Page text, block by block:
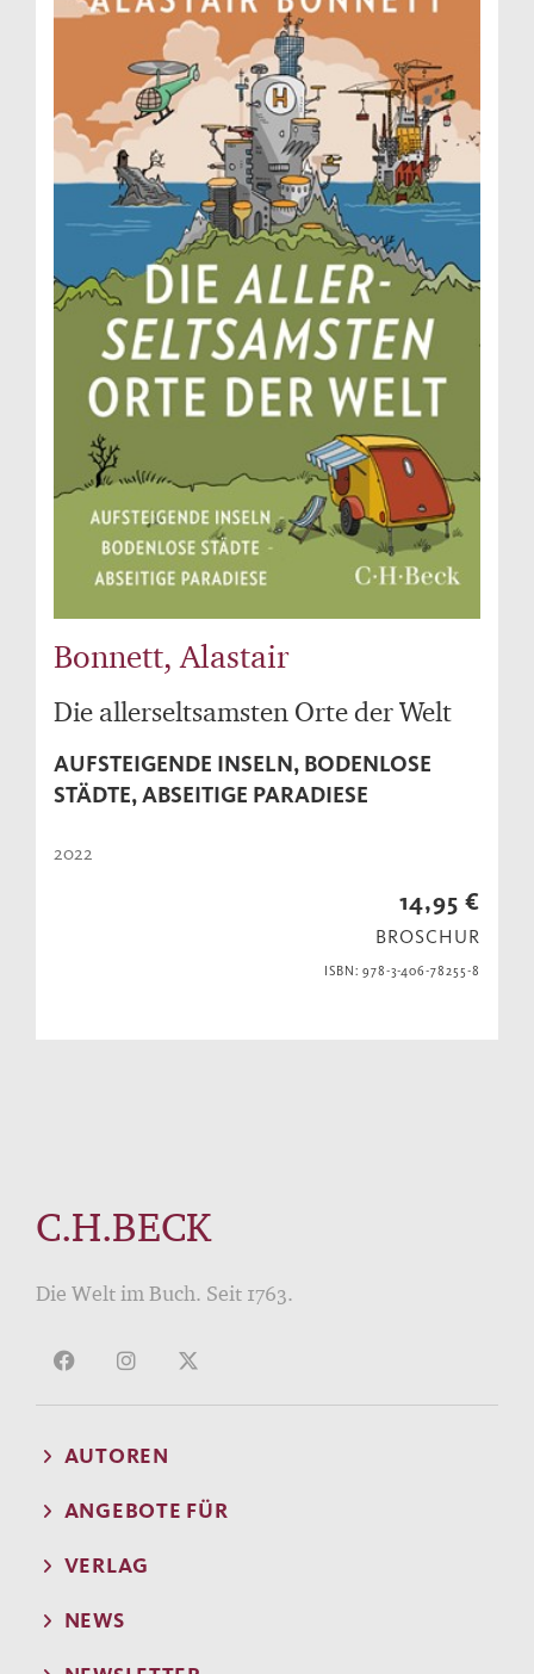
Bonnett, Alastair
Die allerseltsamsten Orte der Welt
AUFSTEIGENDE INSELN, BODENLOSE
STÄDTE, ABSEITIGE PARADIESE
2022
14,95 €
BROSCHUR
ISBN: 978-3-406-78255-8
C.H.BECK
Die Welt im Buch. Seit 1763.
AUTOREN
ANGEBOTE FÜR
VERLAG
NEWS